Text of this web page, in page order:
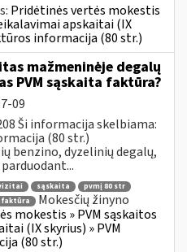
Pridėtinės vertės mokestis
apskaitai (IX
informacija (80 str.)
mažmeninėje degalų
PVM sąskaita faktūra?
09
Ši informacija skelbiama:
(80 str.)
benzino, dyzelinių degalų,
sąskaita
pvmį 80 str
faktūra
Mokesčių žinyno
mokestis » PVM sąskaitos
(IX skyrius) » PVM
(80 str.)